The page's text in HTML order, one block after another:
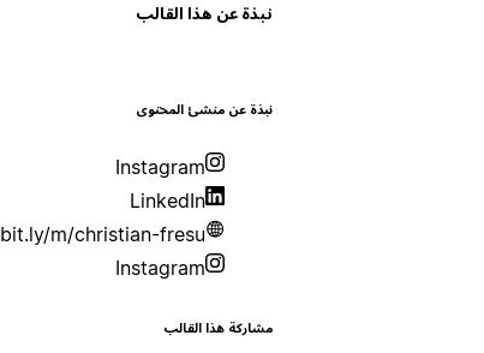
نبذة عن هذا القالب
نبذة عن منشئ المحتوى
Instagram
LinkedIn
bit.ly/m/christian-fresu
Instagram
مشاركة هذا القالب